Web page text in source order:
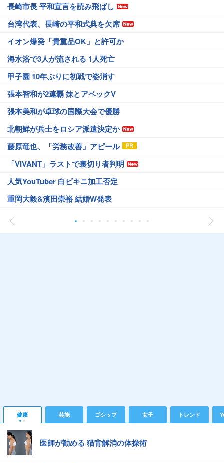
長崎市長 平和宣言を読み飛ばし
台湾代表、長崎の平和式典を欠席
イオン爆発「貴重品OK」と許可か
海水浴で3人が流される 1人死亡
甲子園 10年ぶりに初戦で姿消す
張本智和が2連覇 妹とアベックV
張本美和が卓球の国際大会で優勝
北朝鮮が兵士をロシア派遣決定か
藤原竜也、「労務改善」アピール
「VIVANT」ラストで裏切り者判明
人気YouTuber 白ビキニ加工否定
重岡大毅&濱田崇裕 結婚W発表
健康 芸能 ゴシップ 女子 トレンド
医師が勧める 猫背解消の体操術